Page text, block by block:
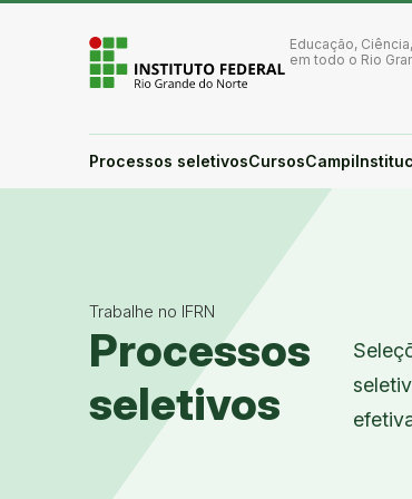
Ir para a página inicial
Ir para a busca
Ir para o menu principal
Ir para o conteúdo
Alto contraste
Login da Área Administrativa
Educação,
em todo o Rio
Processos seletivosCursosCampi
Trabalhe no IFRN
Processos
seletivos